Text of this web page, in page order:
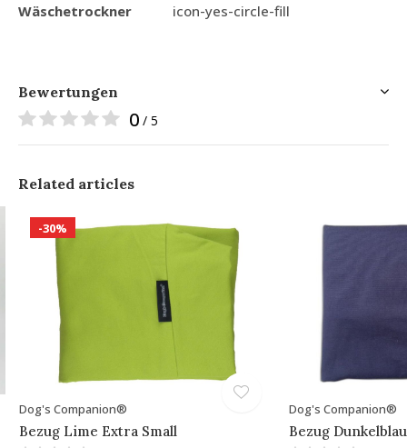
Wäschetrockner
icon-yes-circle-fill
Bewertungen
0 / 5
Related articles
-30%
Dog's Companion®
Bezug Lime Extra Small
Dog's Companion®
Bezug